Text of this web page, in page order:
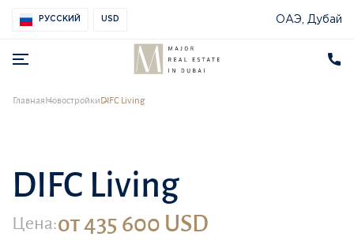
РУССКИЙ USD ОАЭ, Дубай
ГлавнаяНовостройкиDIFC Living
DIFC Living
Цена:от 435 600 USD